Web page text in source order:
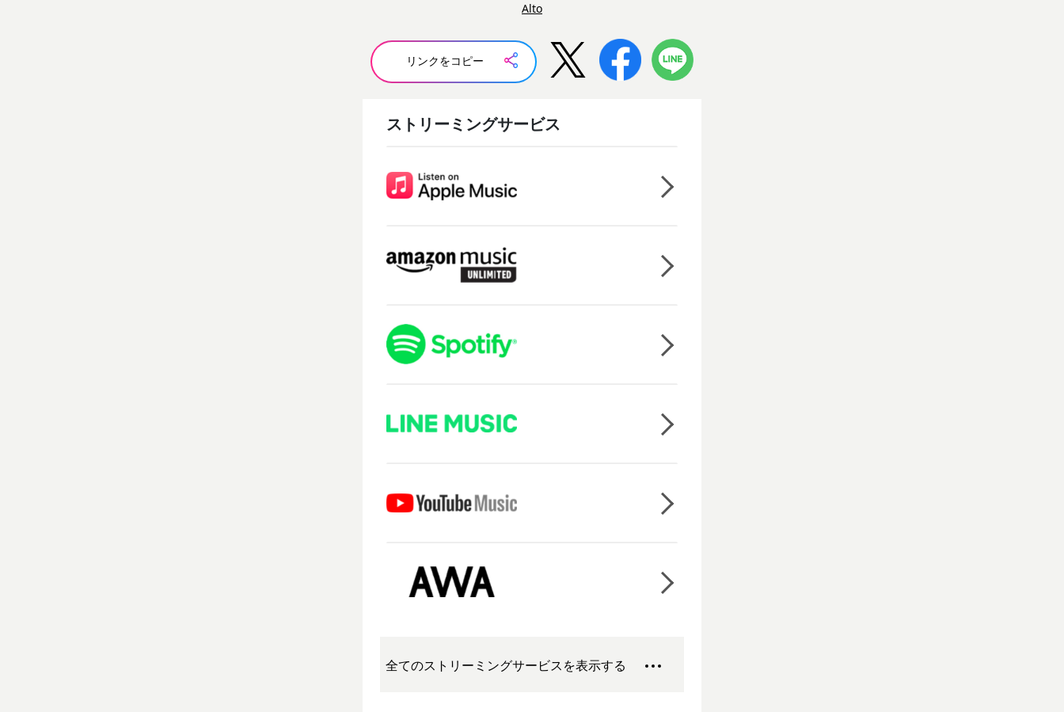
Alto
リンクをコピー
ストリーミングサービス
全てのストリーミングサービスを表示する